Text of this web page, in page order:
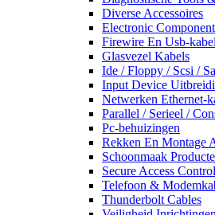
Diverse Accessoires
Electronic
Firewire En Usb-kabel
Glasvezel Kabels
Ide / Floppy / Scsi /
Input Device
Netwerken Ethernet-
Parallel / Serieel /
Pc-behuizingen
Rekken En Montage
Schoonmaak
Secure Access
Telefoon &
Thunderbolt Cables